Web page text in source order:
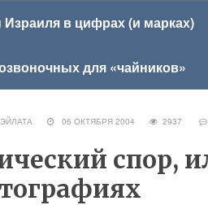
в цифрах (и марках)
для «чайников»
06 ОКТЯБРЯ 2004 2937
спор,